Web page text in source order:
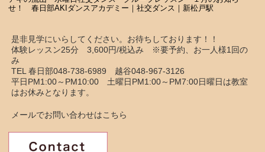
せ！ 春日部AKIダンスアカデミー｜社交ダンス｜新松戸駅
是非見学にいらしてください。お待ちしております！！
体験レッスン25分 3,600円/税込み ※要予約、お一人様1回の
み
TEL 春日部048-738-6989 越谷048-967-3126
平日PM1:00～PM10:00 土曜日PM1:00～PM7:00日曜日は教室
はお休みとなります。
メールでお問い合わせはこちら